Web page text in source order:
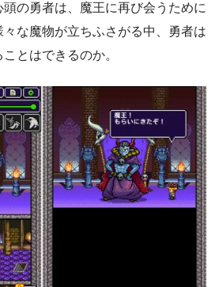
の勇者は、魔王に再び会うために
な魔物が立ちふさがる中、勇者は
とはできるのか。